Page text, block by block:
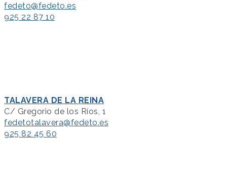
fedeto@fedeto.es
925 22 87 10
TALAVERA DE LA REINA
C/ Gregorio de los Ríos, 1
fedetotalavera@fedeto.es
925 82 45 60